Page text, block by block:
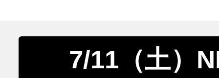
7/11（土）